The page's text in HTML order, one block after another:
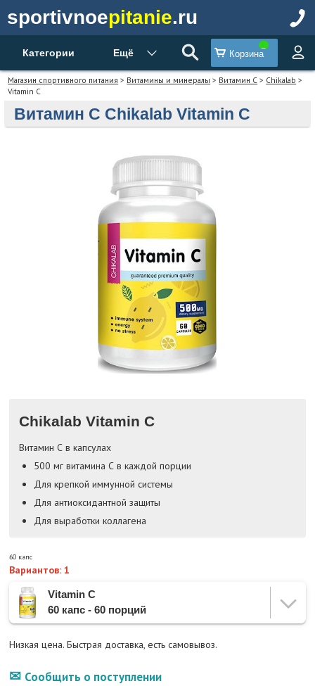
sportivnoepitanie.ru
Категории Ещё Корзина
Магазин спортивного питания > Витамины и минералы > Витамин С > Chikalab >
Vitamin C
Витамин С Chikalab Vitamin C
Chikalab Vitamin C
Витамин С в капсулах
500 мг витамина С в каждой порции
Для крепкой иммунной системы
Для антиоксидантной защиты
Для выработки коллагена
60 капс
Вариантов: 1
Vitamin C
60 капс - 60 порций
Низкая цена. Быстрая доставка, есть самовывоз.
Сообщить о поступлении